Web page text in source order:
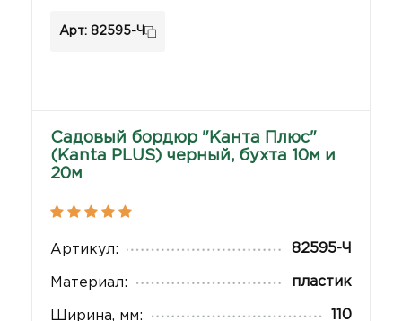
Арт: 82595-Ч
Садовый бордюр "Канта Плюс"
(Kanta PLUS) черный, бухта 10м и
20м
Артикул: 82595-Ч
Материал: пластик
Ширина, мм: 110